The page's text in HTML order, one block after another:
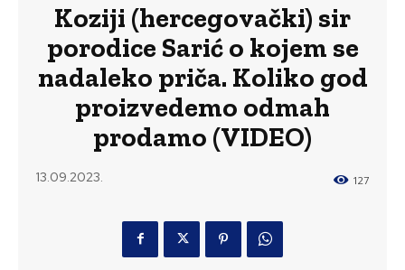
Koziji (hercegovački) sir
porodice Sarić o kojem se
nadaleko priča. Koliko god
proizvedemo odmah
prodamo (VIDEO)
13.09.2023. 127